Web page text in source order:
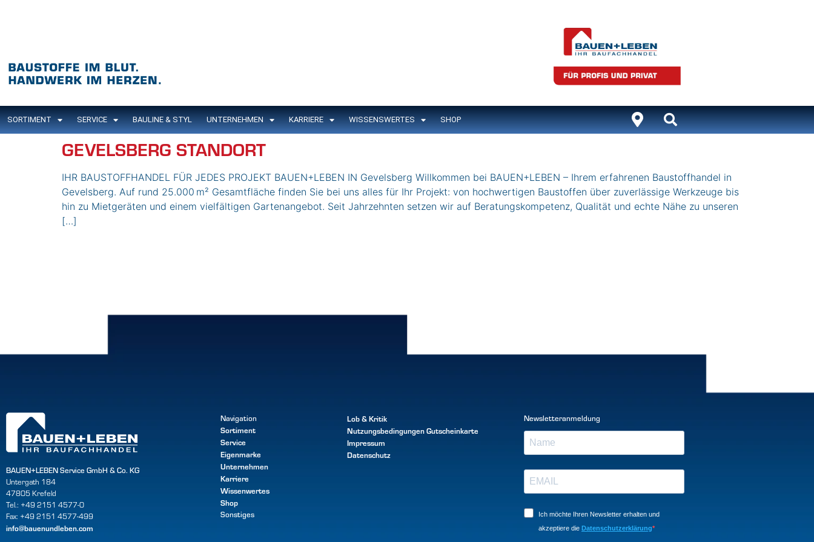
SORTIMENT SERVICE BAULINE & STYL UNTERNEHMEN KARRIERE WISSENSWERTES SHOP
GEVELSBERG STANDORT
IHR BAUSTOFFHANDEL FÜR JEDES PROJEKT BAUEN+LEBEN IN Gevelsberg Willkommen bei BAUEN+LEBEN – Ihrem erfahrenen Baustoffhandel in
Gevelsberg. Auf rund 25.000 m² Gesamtfläche finden Sie bei uns alles für Ihr Projekt: von hochwertigen Baustoffen über zuverlässige Werkzeuge bis
hin zu Mietgeräten und einem vielfältigen Gartenangebot. Seit Jahrzehnten setzen wir auf Beratungskompetenz, Qualität und echte Nähe zu unseren
[…]
BAUEN+LEBEN Service GmbH & Co. KG
Untergath 184
47805 Krefeld
Tel.: +49 2151 4577-0
Fax: +49 2151 4577-499
info@bauenundleben.com
Navigation
Sortiment
Service
Eigenmarke
Unternehmen
Karriere
Wissenwertes
Shop
Sonstiges
Lob & Kritik
NutzungsbedingungenGutscheinkarte
Impressum
Datenschutz
Newsletteranmeldung
Ich möchte Ihren Newsletter erhalten und
akzeptiere die Datenschutzerklärung